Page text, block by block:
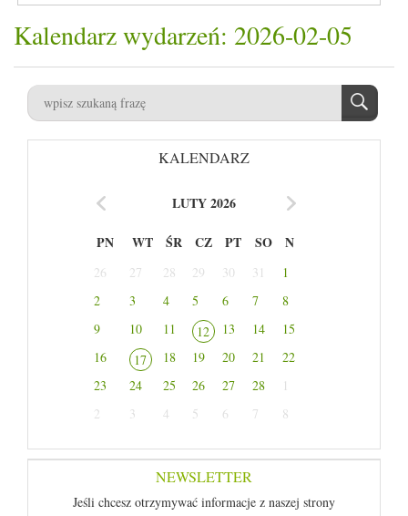
Kalendarz wydarzeń: 2026-02-05
KALENDARZ
LUTY 2026
PN WT ŚR CZ PT SO N
26 27 28 29 30 31
1
2
3 4 5 6 7
8
9
10 11 12 13 14
15
16
17 18 19 20 21
22
23
24 25 26 27 28
1
2
3 4 5 6 7 8
NEWSLETTER
Jeśli chcesz otrzymywać informacje z naszej strony